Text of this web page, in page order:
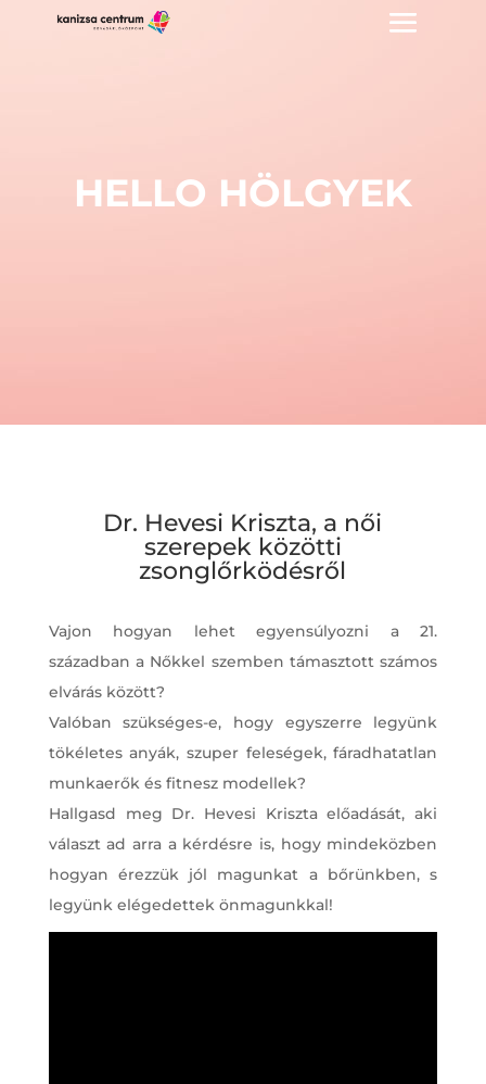
HELLO HÖLGYEK
Dr. Hevesi Kriszta, a női
szerepek közötti
zsonglőrködésről
Vajon hogyan lehet egyensúlyozni a 21.
században a Nőkkel szemben támasztott számos
elvárás között?
Valóban szükséges-e, hogy egyszerre legyünk
tökéletes anyák, szuper feleségek, fáradhatatlan
munkaerők és fitnesz modellek?
Hallgasd meg Dr. Hevesi Kriszta előadását, aki
választ ad arra a kérdésre is, hogy mindeközben
hogyan érezzük jól magunkat a bőrünkben, s
legyünk elégedettek önmagunkkal!